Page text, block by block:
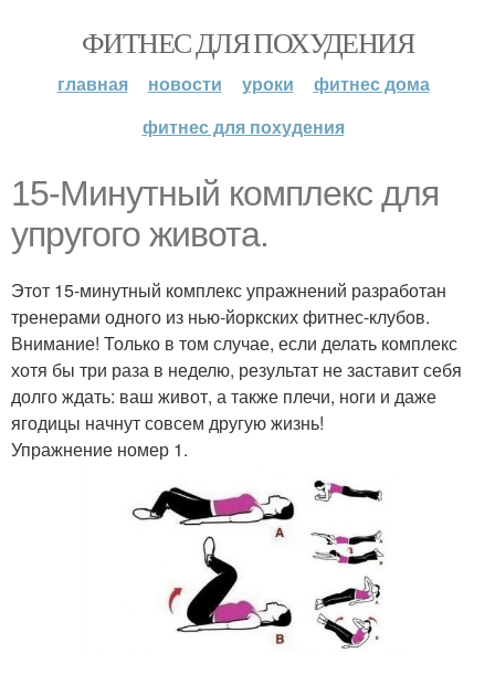
ФИТНЕС ДЛЯ ПОХУДЕНИЯ
главная новости уроки
фитнес дома
фитнес для похудения
15-Минутный комплекс для
упругого живота.
Этот 15-минутный комплекс упражнений разработан
тренерами одного из нью-йоркских фитнес-клубов.
Внимание! Только в том случае, если делать комплекс
хотя бы три раза в неделю, результат не заставит себя
долго ждать: ваш живот, а также плечи, ноги и даже
ягодицы начнут совсем другую жизнь!
Упражнение номер 1.